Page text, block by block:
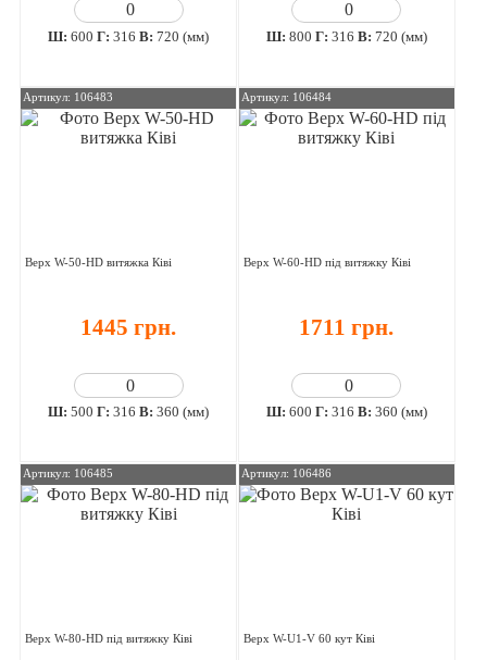
Ш:600 Г:316 В:720 (мм) Ш: 800 Г: 316 В: 720 (мм)
Артикул: 106483
Верх W-50-HD витяжка Ківі
1445 грн.
Ш:500 Г:316 В:360 (мм)
Артикул: 106484
Верх W-60-HD під витяжку Ківі
1711 грн.
Ш: 600 Г: 316 В: 360 (мм)
Артикул: 106485
Верх W-80-HD під витяжку Ківі
Артикул: 106486
Верх W-U1-V 60 кут Ківі